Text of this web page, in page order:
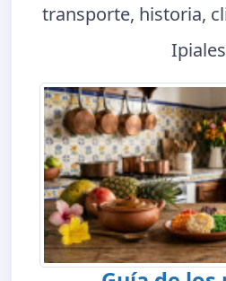
transporte, historia,